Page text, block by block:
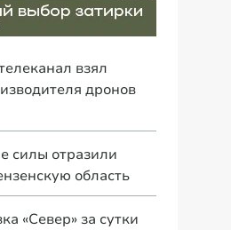
взял
дронов
силы отразили
область
«Север» за сутки